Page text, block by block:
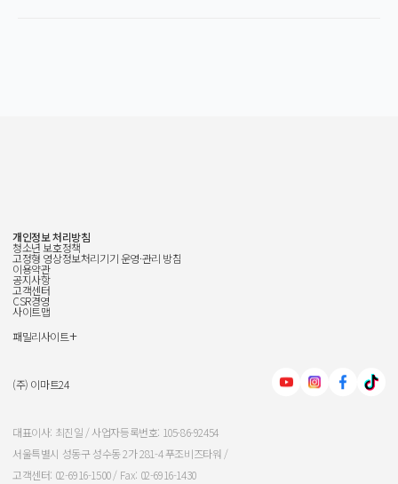
개인정보 처리방침
청소년 보호정책
고정형 영상정보처리기기 운영·관리 방침
이용약관
공지사항
고객센터
CSR경영
사이트맵
패밀리사이트+
신세계그룹
신세계백화점
이마트
신세계인터내셔날
(주) 이마트24
대표이사: 최진일 / 사업자등록번호: 105-86-92454
서울특별시 성동구 성수동 2가 281-4 푸조비즈타워 /
고객센터: 02-6916-1500 / Fax: 02-6916-1430